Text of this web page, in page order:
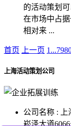
的活动策划
在市场中占
相对来 ...
首页 上一页 1 ...79
上海活动策划公司
公司名称 : 上
崧泽大道